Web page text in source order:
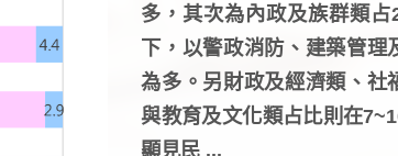
多，其次為內政及族群類占
下，以警政消防、建築管理
為多。另財政及經濟類、社
與教育及文化類占比則在
顯見民 ...